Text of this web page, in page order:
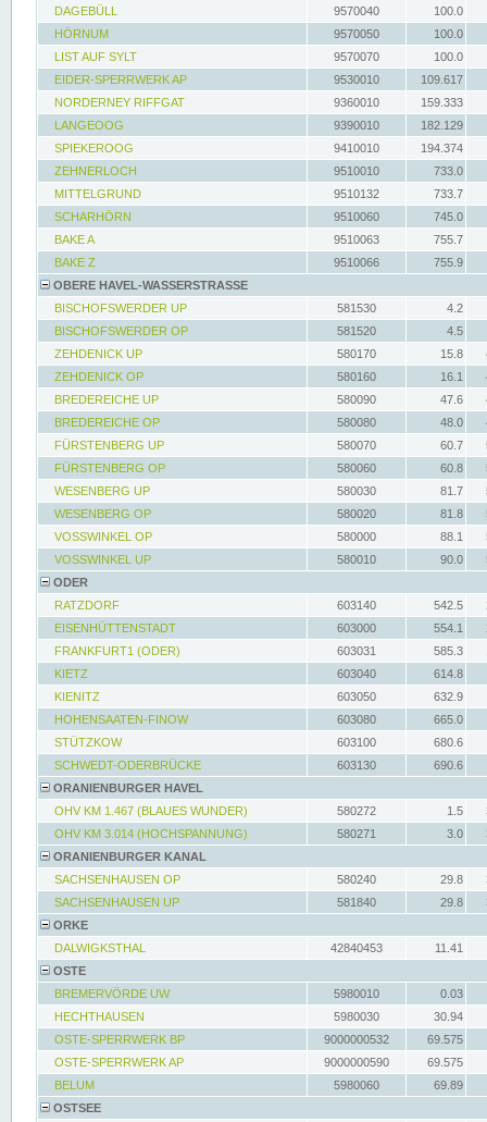
DAGEBÜLL 9570040
100.0
HÖRNUM
9570050
100.0
LIST AUF SYLT
9570070
100.0
EIDER-SPERRWERK AP
9530010
109.617
NORDERNEY RIFFGAT
9360010
159.333
LANGEOOG
9390010
182.129
SPIEKEROOG
9410010
194.374
ZEHNERLOCH
9510010
733.0
MITTELGRUND
9510132
733.7
SCHARHÖRN
9510060
745.0
BAKE A
9510063
755.7
BAKE Z
9510066
755.9
OBERE HAVEL-WASSERSTRASSE
BISCHOFSWERDER UP
581530
4.2
BISCHOFSWERDER OP
581520
4.5
ZEHDENICK UP
580170 15.8
ZEHDENICK OP
580160 16.1
BREDEREICHE UP
580090 47.6
BREDEREICHE OP
580080 48.0
FÜRSTENBERG UP
580070 60.7
FÜRSTENBERG OP
580060 60.8
WESENBERG UP
580030 81.7
WESENBERG OP
580020 81.8
VOSSWINKEL OP
580000 88.1
VOSSWINKEL UP
580010 90.0
ODER
RATZDORF
603140 542.5
EISENHÜTTENSTADT
603000 554.1
FRANKFURT1 (ODER)
603031 585.3
KIETZ
603040
614.8
KIENITZ
603050
632.9
HOHENSAATEN-FINOW
603080
665.0
STÜTZKOW
603100
680.6
SCHWEDT-ODERBRÜCKE
603130
690.6
ORANIENBURGER HAVEL
OHV KM 1.467 (BLAUES WUNDER)
580272 1.5
OHV KM 3.014 (HOCHSPANNUNG)
580271 3.0
ORANIENBURGER KANAL
SACHSENHAUSEN OP
580240 29.8
SACHSENHAUSEN UP
581840 29.8
ORKE
DALWIGKSTHAL
42840453
11.41
OSTE
BREMERVÖRDE UW
5980010
0.03
HECHTHAUSEN
5980030
30.94
OSTE-SPERRWERK BP
9000000532
69.575
OSTE-SPERRWERK AP
9000000590
69.575
BELUM
5980060
69.89
OSTSEE